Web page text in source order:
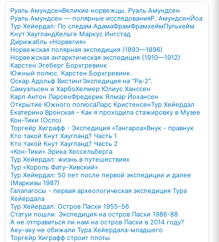
Руаль АмундсенВеликие норвежцы. Руаль Амундсен
Руаль Амундсен — полярные исследованияР. АмундсенЙоа
Тур Хейердал: По следам АдамаФрамФрамхеймПульхейм
Кнут ХаугландХельге Маркус Ингстад
Дирижабль «Норвегия»
Норвежская полярная экспедиция (1893—1896)
Норвежская антарктическая экспедиция (1910—1912)
Карстен Эгеберг Борхгревинк
Южный полюс. Карстен Борхгревинк.
Оскар Адольф ВистингЭкспедиция на "Ра-2".
Самуэльсен и ХарбоХелмер Юлиус Ханссен
Карл Антон ЛарсенФредерик Ялмар Йохансен
Открытие Южного полюсаЛарс КристенсенТур Хейердал
Екатерина Вронская - Как я проходила стажировку в Музее
Кон-Тики (Осло)
Торгейр Хиграфф - Экспедиция «Тангароа»Внук - правнук
Кто такой Кнут Хаугланд? Часть 1
Кто такой Кнут Хаугланд? Часть 2
«Кон-Тики» Эрика Хессельберга
Тур Хейердал: жизнь в путешествиях
Тур «Король Фату–Хивский»
Тур Хейердал: 50 лет после первой экспедиции и далее
(Маркизы 1987)
Галапагосы - первая археологическая экспедиция Тура
Хейердала
Тур Хейердал: Остров Пасхи 1955–56
Статуи пошли. Экспедиция на остров Пасхи 1986-88
А не отправиться ли нам на остров Пасхи в 2014 году?
Аку–аку не обижали Тура Хейердала-младшего
Торгейр Хиграфф строит плоты